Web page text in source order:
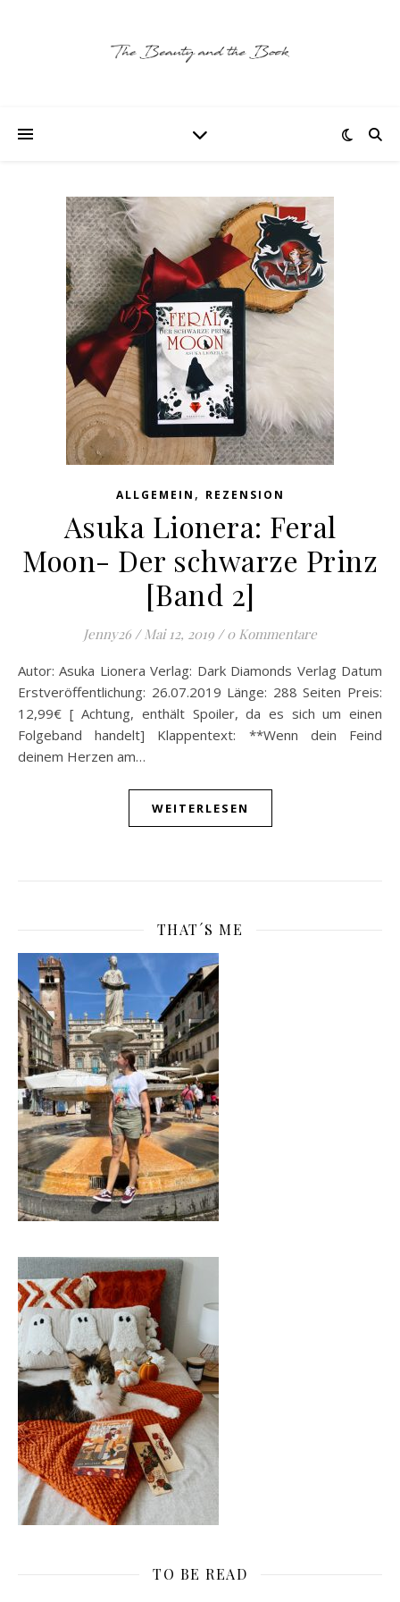
ALLGEMEIN , REZENSION
Asuka Lionera: Feral
Moon- Der schwarze Prinz
[Band 2]
Jenny26 / Mai 12, 2019 / 0 Kommentare
Autor: Asuka Lionera Verlag: Dark Diamonds Verlag Datum
Erstveröffentlichung: 26.07.2019 Länge: 288 Seiten Preis:
12,99€ [ Achtung, enthält Spoiler, da es sich um einen
Folgeband handelt] Klappentext: **Wenn dein Feind
deinem Herzen am…
WEITERLESEN
THAT´S ME
TO BE READ